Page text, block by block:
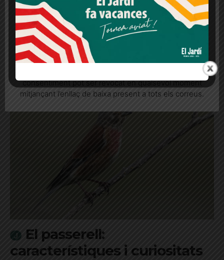
Últimes notícies
Veure'n +
El passerell:
característiques i curiositats
Més informació Acceptar Rebutjar tot
Quan l’usuari crea un compte al Diari el Jardí, dona el
seu consentiment explícit per rebre comunicacions
consentiment pot ser revocat en qualsevol moment
mitjançant l’enllaç de baixa present a tots els correus.